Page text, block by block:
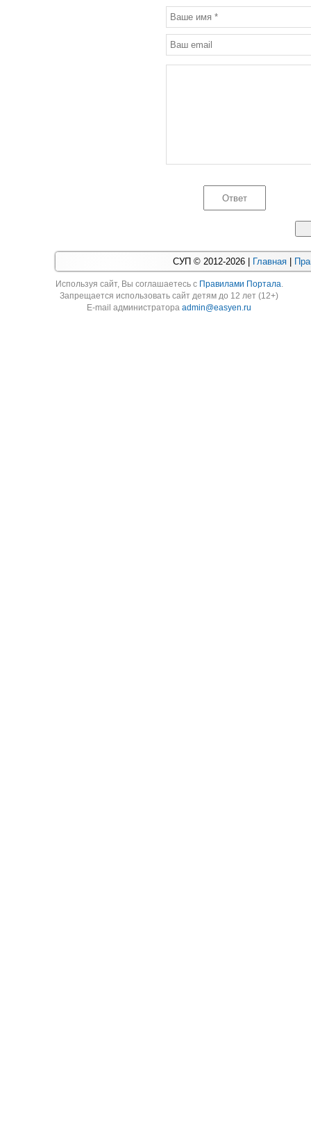
СУП © 2012-2026 | Главная
Используя cайт, Вы соглашаетесь с Правилами Портала.
Запрещается использовать сайт детям до 12 лет (12+)
E-mail администратораadmin@easyen.ru